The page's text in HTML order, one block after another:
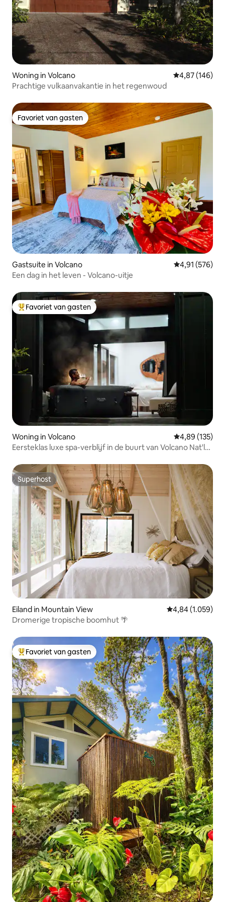
Woning in Volcano Gemiddelde
4,87 (146)
Prachtige vulkaanvakantie in het regenwoud
Favoriet van gasten
Favoriet van gasten
Gastsuite in Volcano Gemiddelde
4,91 (576)
Een dag in het leven - Volcano-uitje
Topfavoriet van gasten
Favoriet van gasten
Woning in Volcano Gemiddelde
4,89 (135)
Eersteklas luxe spa-verblijf in de buurt van Volcano Nat'l
Superhost
Superhost
Eiland in Mountain View Gemiddelde
4,84 (1.059)
Dromerige tropische boomhut 🌴
Topfavoriet van gasten
Favoriet van gasten